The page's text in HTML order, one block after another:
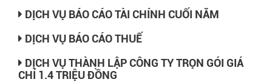
DỊCH VỤ BÁO CÁO TÀI CHÍNH CUỐI NĂM
DỊCH VỤ BÁO CÁO THUẾ
DỊCH VỤ THÀNH LẬP CÔNG TY TRỌN GÓI GIÁ
CHỈ 1.4 TRIỆU ĐỒNG